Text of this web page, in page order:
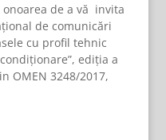
onoarea de a vă invita
de comunicări
cu profil tehnic
ediția a
OMEN 3248/2017,